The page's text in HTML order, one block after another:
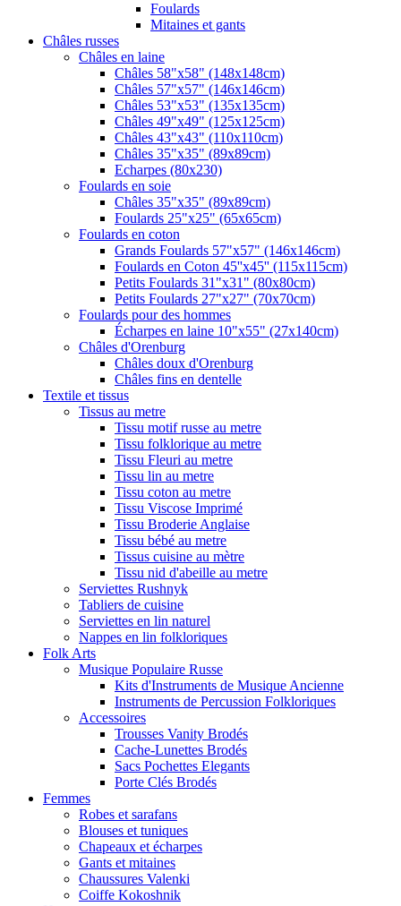
Foulards
Mitaines et gants
Châles russes
Châles en laine
Châles 58"x58" (148x148cm)
Châles 57"x57" (146x146cm)
Châles 53"x53" (135x135cm)
Châles 49"x49" (125x125cm)
Châles 43"x43" (110x110cm)
Châles 35"x35" (89x89cm)
Echarpes (80х230)
Foulards en soie
Châles 35"x35" (89x89cm)
Foulards 25"x25" (65x65cm)
Foulards en coton
Grands Foulards 57"x57" (146x146cm)
Foulards en Coton 45''x45'' (115x115cm)
Petits Foulards 31"x31" (80x80cm)
Petits Foulards 27"x27" (70x70cm)
Foulards pour des hommes
Écharpes en laine 10"x55" (27x140cm)
Châles d'Orenburg
Châles doux d'Orenburg
Châles fins en dentelle
Textile et tissus
Tissus au metre
Tissu motif russe au metre
Tissu folklorique au metre
Tissu Fleuri au metre
Tissu lin au metre
Tissu coton au metre
Tissu Viscose Imprimé
Tissu Broderie Anglaise
Tissu bébé au metre
Tissus cuisine au mètre
Tissu nid d'abeille au metre
Serviettes Rushnyk
Tabliers de cuisine
Serviettes en lin naturel
Nappes en lin folkloriques
Folk Arts
Musique Populaire Russe
Kits d'Instruments de Musique Ancienne
Instruments de Percussion Folkloriques
Accessoires
Trousses Vanity Brodés
Cache-Lunettes Brodés
Sacs Pochettes Elegants
Porte Clés Brodés
Femmes
Robes et sarafans
Blouses et tuniques
Chapeaux et écharpes
Gants et mitaines
Chaussures Valenki
Coiffe Kokoshnik